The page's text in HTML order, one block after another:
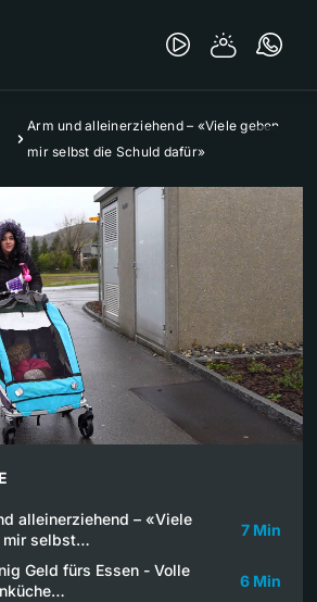
Arm und alleinerziehend – «Viele geben
mir selbst die Schuld dafür»
alleinerziehend – «Viele
mir selbst…
7 Min
Geld fürs Essen - Volle
6 Min